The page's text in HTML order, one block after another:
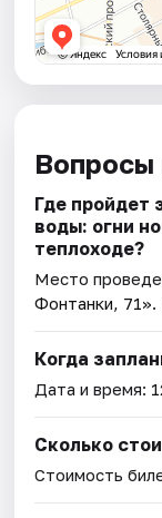
Вопросы
Где пройдет
воды: огни
теплоходе?
Место
Фонтанки, 71».
Когда
Дата и время:
Сколько
Стоимость